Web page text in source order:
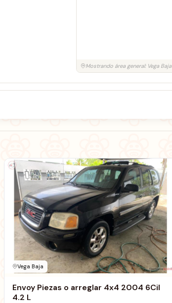
Mostrando área general: Vega Baja
Vega Baja
Envoy Piezas o arreglar 4x4 2004 6Cil
4.2 L